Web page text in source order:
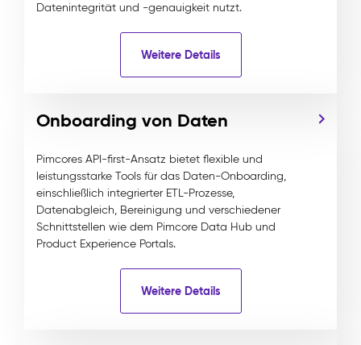
Datenintegrität und -genauigkeit nutzt.
Weitere Details
Onboarding von Daten
Pimcores API-first-Ansatz bietet flexible und
leistungsstarke Tools für das Daten-Onboarding,
einschließlich integrierter ETL-Prozesse,
Datenabgleich, Bereinigung und verschiedener
Schnittstellen wie dem Pimcore Data Hub und
Product Experience Portals.
Weitere Details